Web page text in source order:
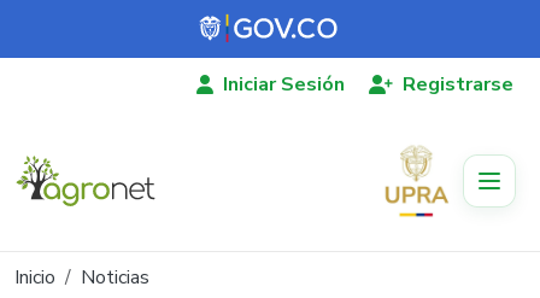
Pasar al contenido principal
Iniciar Sesión Registrarse
Ruta de navegación
Inicio
Noticias